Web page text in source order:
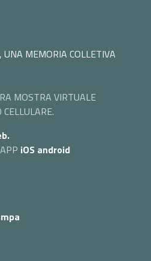
MEMORIA COLLETIVA
MOSTRA VIRTUALE
iOS android